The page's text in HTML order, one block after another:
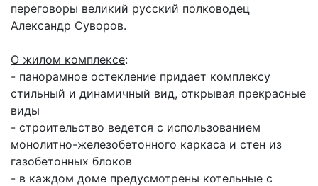
переговоры великий русский полководец
Александр Суворов.
О жилом комплексе:
- панорамное остекление придает комплексу
стильный и динамичный вид, открывая прекрасные
виды
- строительство ведется с использованием
монолитно-железобетонного каркаса и стен из
газобетонных блоков
- в каждом доме предусмотрены котельные с